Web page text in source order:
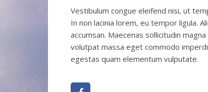
Vestibulum congue eleifend nisi, ut
In non lacinia lorem, eu tempor ligula.
accumsan. Maecenas sollicitudin
volutpat massa eget commodo
egestas quam elementum vulputate.